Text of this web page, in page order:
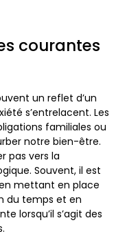
courantes
un reflet d’un
s’entrelacent. Les
familiales ou
notre bien-être.
pas vers la
Souvent, il est
mettant en place
du temps et en
lorsqu’il s’agit des